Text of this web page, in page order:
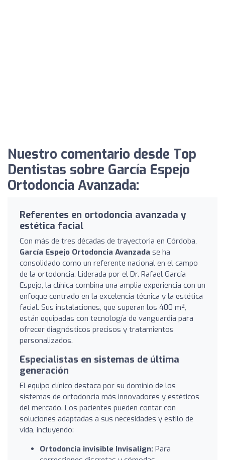
Nuestro comentario desde Top
Dentistas sobre García Espejo
Ortodoncia Avanzada:
Referentes en ortodoncia avanzada y
estética facial
Con más de tres décadas de trayectoria en Córdoba,
García Espejo Ortodoncia Avanzada se ha
consolidado como un referente nacional en el campo
de la ortodoncia. Liderada por el Dr. Rafael García
Espejo, la clínica combina una amplia experiencia con un
enfoque centrado en la excelencia técnica y la estética
facial. Sus instalaciones, que superan los 400 m²,
están equipadas con tecnología de vanguardia para
ofrecer diagnósticos precisos y tratamientos
personalizados.
Especialistas en sistemas de última
generación
El equipo clínico destaca por su dominio de los
sistemas de ortodoncia más innovadores y estéticos
del mercado. Los pacientes pueden contar con
soluciones adaptadas a sus necesidades y estilo de
vida, incluyendo:
Ortodoncia invisible Invisalign: Para